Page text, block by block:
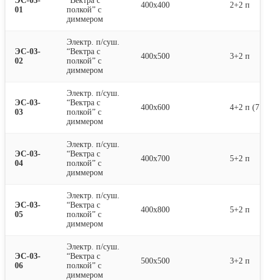
01
полкой” с
диммером
400х400 2+2 п
ЭС-03-
02
Электр. п/суш.
“Вектра с
полкой” с
диммером
400х500 3+2 п
ЭС-03-
03
Электр. п/суш.
“Вектра с
полкой” с
диммером
400х600 4+2 п
ЭС-03-
04
Электр. п/суш.
“Вектра с
полкой” с
диммером
400х700 5+2 п
ЭС-03-
05
Электр. п/суш.
“Вектра с
полкой” с
диммером
400х800 5+2 п
ЭС-03-
06
Электр. п/суш.
“Вектра с
полкой” с
диммером
500х500 3+2 п